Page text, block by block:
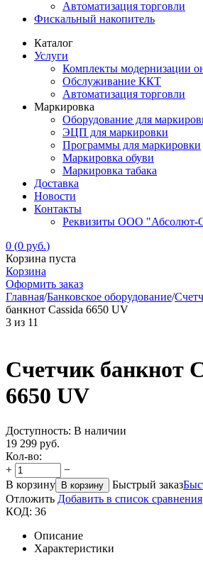
Автоматизация торговли
Фискальный накопитель
Каталог
Услуги
Комплекты модернизации
Обслуживание ККТ
Автоматизация торговли
Маркировка
Оборудование для
ЭЦП для маркировки
Программы для маркировки
Маркировка обуви
Маркировка табака
Доставка
Новости
Контакты
Реквизиты ООО "Абсолют-
0 (0 руб.)
Корзина пуста
Корзина
Оформить заказ
Главная/Банковское оборудование/
банкнот Cassida 6650 UV
3 из 11
Счетчик банкнот
6650 UV
Доступность: В наличии
19 299 руб.
Кол-во:
+
−
В корзину
В корзину Быстрый заказ
Отложить Добавить в список сравнения
КОД: 36
Описание
Характеристики